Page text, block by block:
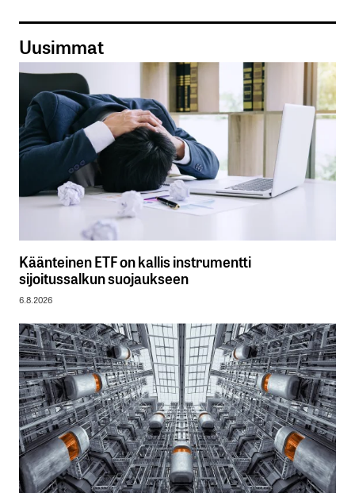
Uusimmat
Käänteinen ETF on kallis instrumentti
sijoitussalkun suojaukseen
6.8.2026